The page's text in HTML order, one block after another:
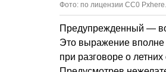
Фото: по лицензии CC0
Предупрежденный —
Это выражение вполне
при разговоре о летних